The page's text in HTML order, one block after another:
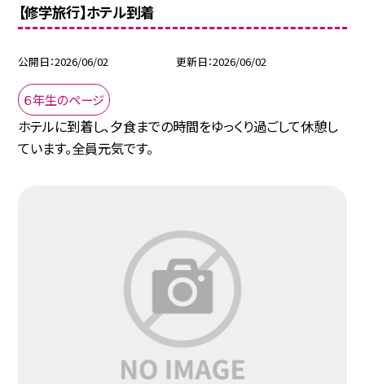
【修学旅行】ホテル到着
公開日 2026/06/02 更新日 2026/06/02
６年生のページ
ホテルに到着し、夕食までの時間をゆっくり過ごして休憩し
ています。全員元気です。